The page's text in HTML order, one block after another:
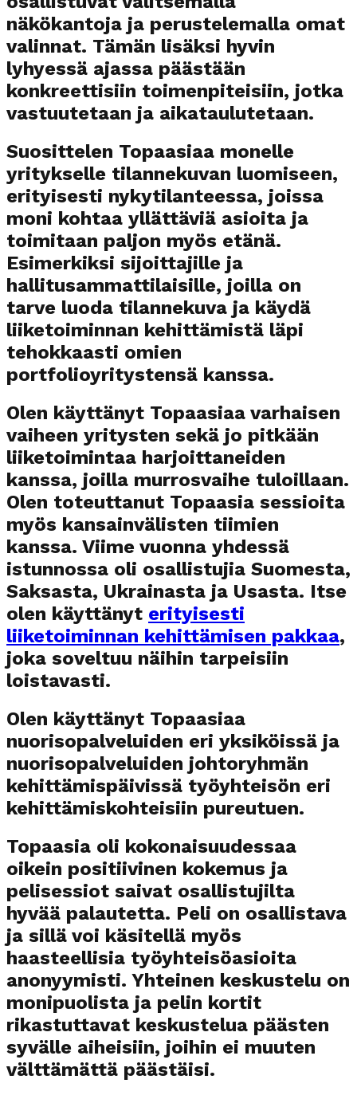
näkökantoja ja perustelemalla omat
valinnat. Tämän lisäksi hyvin
lyhyessä ajassa päästään
konkreettisiin toimenpiteisiin, jotka
vastuutetaan ja aikataulutetaan.
Suosittelen Topaasiaa monelle
yritykselle tilannekuvan luomiseen,
erityisesti nykytilanteessa, joissa
moni kohtaa yllättäviä asioita ja
toimitaan paljon myös etänä.
Esimerkiksi sijoittajille ja
hallitusammattilaisille, joilla on
tarve luoda tilannekuva ja käydä
liiketoiminnan kehittämistä läpi
tehokkaasti omien
portfolioyritystensä kanssa.
Olen käyttänyt Topaasiaa varhaisen
vaiheen yritysten sekä jo pitkään
liiketoimintaa harjoittaneiden
kanssa, joilla murrosvaihe tuloillaan.
Olen toteuttanut Topaasia sessioita
myös kansainvälisten tiimien
kanssa. Viime vuonna yhdessä
istunnossa oli osallistujia Suomesta,
Saksasta, Ukrainasta ja Usasta. Itse
olen käyttänyt erityisesti
liiketoiminnan kehittämisen pakkaa,
joka soveltuu näihin tarpeisiin
loistavasti.
Olen käyttänyt Topaasiaa
nuorisopalveluiden eri yksiköissä ja
nuorisopalveluiden johtoryhmän
kehittämispäivissä työyhteisön eri
kehittämiskohteisiin pureutuen.
Topaasia oli kokonaisuudessaa
oikein positiivinen kokemus ja
pelisessiot saivat osallistujilta
hyvää palautetta. Peli on osallistava
ja sillä voi käsitellä myös
haasteellisia työyhteisöasioita
anonyymisti. Yhteinen keskustelu on
monipuolista ja pelin kortit
rikastuttavat keskustelua päästen
syvälle aiheisiin, joihin ei muuten
välttämättä päästäisi.